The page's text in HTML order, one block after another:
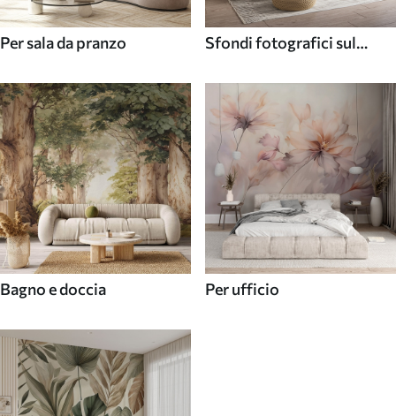
Per sala da pranzo
Sfondi fotografici sul
Bagno e doccia Per ufficio